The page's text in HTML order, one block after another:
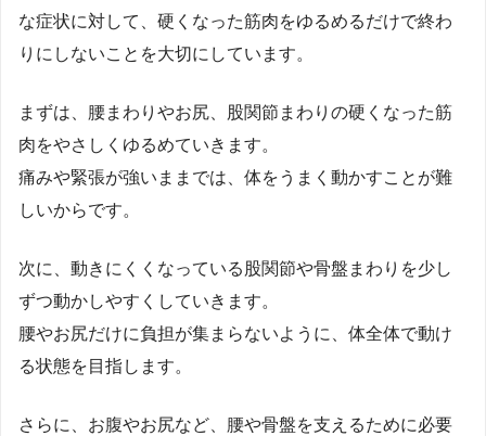
な症状に対して、硬くなった筋肉をゆるめるだけで終わ
りにしないことを大切にしています。
まずは、腰まわりやお尻、股関節まわりの硬くなった筋
肉をやさしくゆるめていきます。
痛みや緊張が強いままでは、体をうまく動かすことが難
しいからです。
次に、動きにくくなっている股関節や骨盤まわりを少し
ずつ動かしやすくしていきます。
腰やお尻だけに負担が集まらないように、体全体で動け
る状態を目指します。
さらに、お腹やお尻など、腰や骨盤を支えるために必要